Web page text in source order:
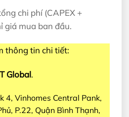
chi phí (CAPEX +
giá mua ban đầu.
thông tin chi tiết:
Global.
4, Vinhomes Central Pank,
P.22, Quận Bình Thạnh,